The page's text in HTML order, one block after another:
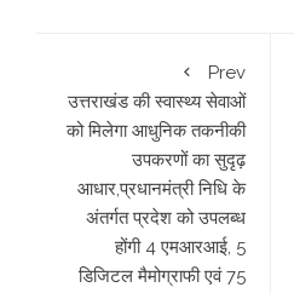
Prev
उत्तराखंड की स्वास्थ्य सेवाओं
को मिलेगा आधुनिक तकनीकी
उपकरणों का सुदृढ़
आधार,प्रधानमंत्री निधि के
अंतर्गत प्रदेश को उपलब्ध
होंगी 4 एमआरआई, 5
डिजिटल मैमोग्राफी एवं 75